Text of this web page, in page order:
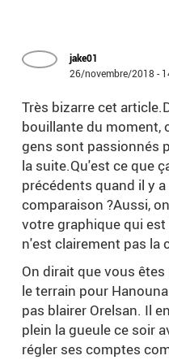
jake01
26/novembre/2018 -
Très bizarre cet
bouillante du moment,
gens sont passionnés
la suite.Qu'est ce que
précédents quand il y
comparaison ?Aussi,
votre graphique qui
n'est clairement pas la
On dirait que vous
le terrain pour
pas blairer Orelsan. Il
plein la gueule ce soir
régler ses comptes